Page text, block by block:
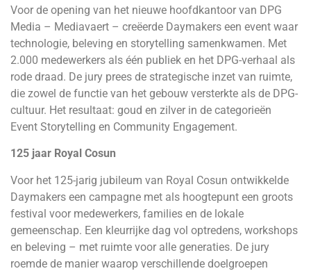
Voor de opening van het nieuwe hoofdkantoor van DPG
Media – Mediavaert – creëerde Daymakers een event waar
technologie, beleving en storytelling samenkwamen. Met
2.000 medewerkers als één publiek en het DPG-verhaal als
rode draad. De jury prees de strategische inzet van ruimte,
die zowel de functie van het gebouw versterkte als de DPG-
cultuur. Het resultaat: goud en zilver in de categorieën
Event Storytelling en Community Engagement.
125 jaar Royal Cosun
Voor het 125-jarig jubileum van Royal Cosun ontwikkelde
Daymakers een campagne met als hoogtepunt een groots
festival voor medewerkers, families en de lokale
gemeenschap. Een kleurrijke dag vol optredens, workshops
en beleving – met ruimte voor alle generaties. De jury
roemde de manier waarop verschillende doelgroepen